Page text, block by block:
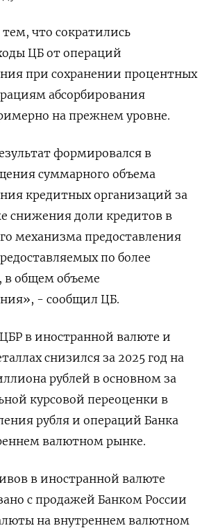
тем, что сократились
ЦБ от операций
при сохранении процентных
абсорбирования
на прежнем уровне.
формировался ​в
суммарного объема
кредитных организаций за
снижения доли кредитов в
механизма предоставления
по более
в общем объеме
- сообщил ЦБ.
в иностранной валюте и
снизился за 2025 ​год на
рублей в основном за
курсовой переоценки в
рубля и операций Банка
валютном рынке.
в иностранной валюте
с продажей Банком России
на внутреннем валютном